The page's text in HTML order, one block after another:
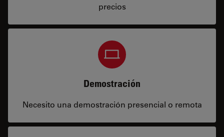
precios
Demostración
Necesito una demostración presencial o remota